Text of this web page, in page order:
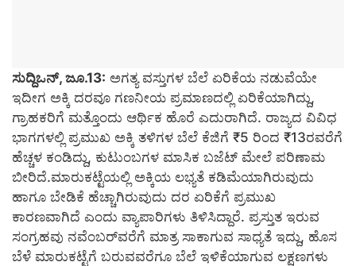
ಸುದ್ದಿಒನ್, ಜೂ.13: ಅಗತ್ಯ ವಸ್ತುಗಳ ಬೆಲೆ ಏರಿಕೆಯ ನಡುವೆಯೇ
ಇದೀಗ ಅಕ್ಕಿ ದರವೂ ಗಣನೀಯ ಪ್ರಮಾಣದಲ್ಲಿ ಏರಿಕೆಯಾಗಿದ್ದು,
ಗ್ರಾಹಕರಿಗೆ ಮತ್ತೊಂದು ಆರ್ಥಿಕ ಹೊರೆ ಎದುರಾಗಿದೆ. ರಾಜ್ಯದ ವಿವಿಧ
ಭಾಗಗಳಲ್ಲಿ ಪ್ರಮುಖ ಅಕ್ಕಿ ತಳಿಗಳ ಬೆಲೆ ಕೆಜಿಗೆ ₹5 ರಿಂದ ₹13ರವರೆಗೆ
ಹೆಚ್ಚಳ ಕಂಡಿದ್ದು, ಕುಟುಂಬಗಳ ಮಾಸಿಕ ಬಜೆಟ್ ಮೇಲೆ ಪರಿಣಾಮ
ಬೀರಿದೆ.ಮಾರುಕಟ್ಟೆಯಲ್ಲಿ ಅಕ್ಕಿಯ ಲಭ್ಯತೆ ಕಡಿಮೆಯಾಗಿರುವುದು
ಹಾಗೂ ಬೇಡಿಕೆ ಹೆಚ್ಚಾಗಿರುವುದು ದರ ಏರಿಕೆಗೆ ಪ್ರಮುಖ
ಕಾರಣವಾಗಿದೆ ಎಂದು ವ್ಯಾಪಾರಿಗಳು ತಿಳಿಸಿದ್ದಾರೆ. ಪ್ರಸ್ತುತ ಇರುವ
ಸಂಗ್ರಹವು ನವೆಂಬರ್‌ವರೆಗೆ ಮಾತ್ರ ಸಾಕಾಗುವ ಸಾಧ್ಯತೆ ಇದ್ದು, ಹೊಸ
ಬೆಳೆ ಮಾರುಕಟ್ಟೆಗೆ ಬರುವವರೆಗೂ ಬೆಲೆ ಇಳಿಕೆಯಾಗುವ ಲಕ್ಷಣಗಳು